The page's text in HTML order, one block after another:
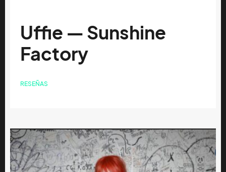
Uffie — Sunshine
Factory
RESEÑAS